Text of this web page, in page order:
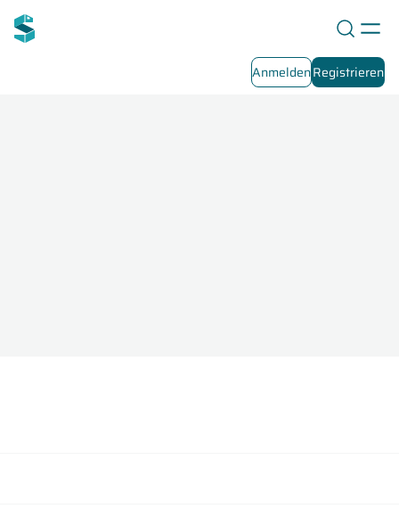
AnmeldenRegistrieren